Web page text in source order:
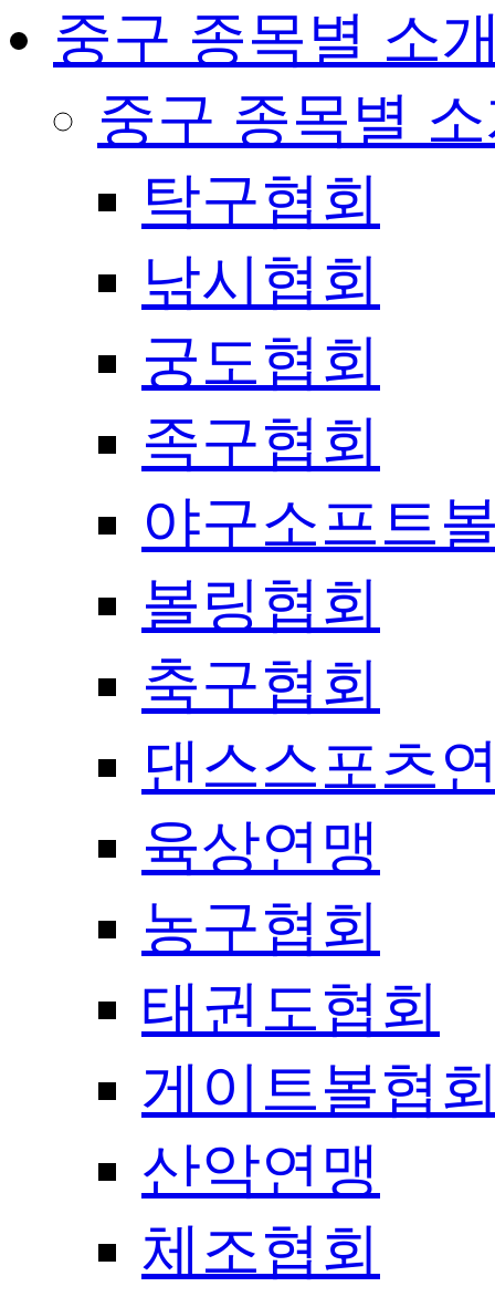
중구 종목별 소
중구 종목별
탁구협회
낚시협회
궁도협회
족구협회
야구소프트
볼링협회
축구협회
댄스스포츠
육상연맹
농구협회
태권도협회
게이트볼협
산악연맹
체조협회